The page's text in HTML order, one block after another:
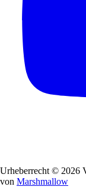
Urheberrecht © 2026
von Marshmallow